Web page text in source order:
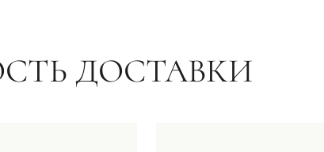
ДОСТАВКИ